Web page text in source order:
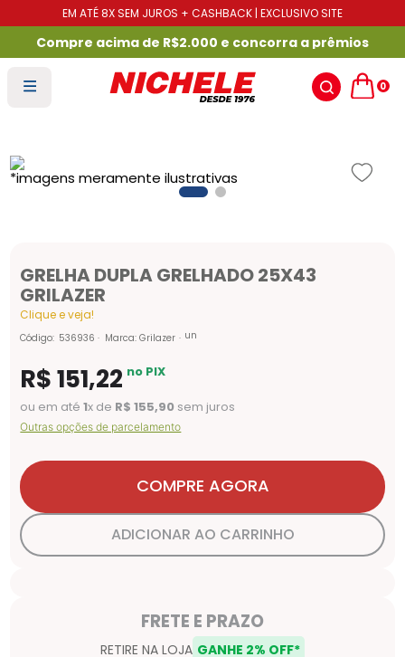
EM ATÉ 8X SEM JUROS + CASHBACK | EXCLUSIVO SITE
Compre acima de R$2.000 e concorra a prêmios
0
GRELHA DUPLA GRELHADO 25X43
GRILAZER
Clique e veja!
Código: 536936 Marca:Grilazer un
R$151,22 no PIX
ou em até1x de R$ 155,90 sem juros
Outras opções de parcelamento
COMPRE AGORA
ADICIONAR AO CARRINHO